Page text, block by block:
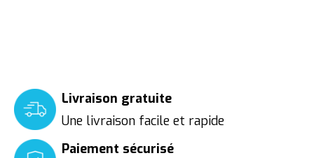
Livraison gratuite
Une livraison facile et rapide
Paiement sécurisé